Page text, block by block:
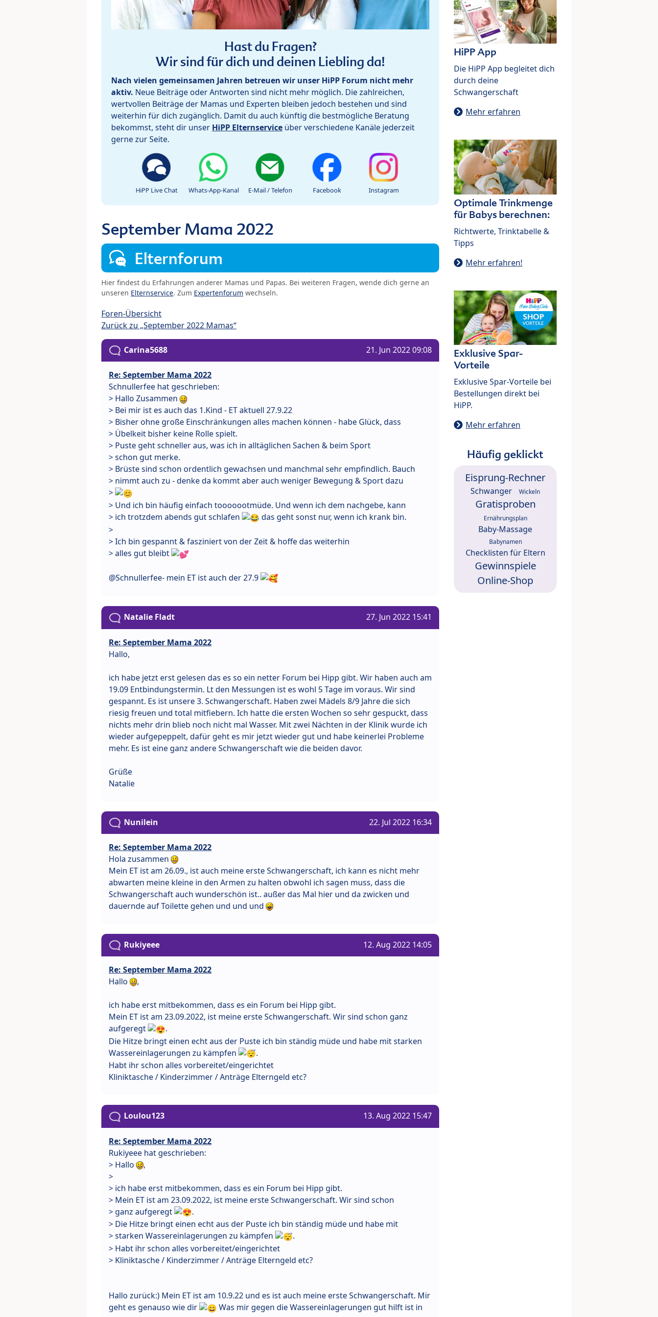
Hast du Fragen?
Wir sind für dich und deinen Liebling da!
Nach vielen gemeinsamen Jahren betreuen wir unser HiPP Forum nicht mehr
aktiv. Neue Beiträge oder Antworten sind nicht mehr möglich. Die zahlreichen,
wertvollen Beiträge der Mamas und Experten bleiben jedoch bestehen und sind
weiterhin für dich zugänglich. Damit du auch künftig die bestmögliche Beratung
bekommst, steht dir unser HiPP Elternservice über verschiedene Kanäle jederzeit
gerne zur Seite.
HiPP Live Chat Whats-App-Kanal E-Mail / Telefon Facebook Instagram
September Mama 2022
Elternforum
Hier findest du Erfahrungen anderer Mamas und Papas. Bei weiteren Fragen, wende dich gerne an
unseren Elternservice. Zum Expertenforum wechseln.
Foren-Übersicht
Zurück zu „September 2022 Mamas“
Carina5688 21. Jun 2022 09:08
Re: September Mama 2022
Schnullerfee hat geschrieben:
> Hallo Zusammen
> Bei mir ist es auch das 1.Kind - ET aktuell 27.9.22
> Bisher ohne große Einschränkungen alles machen können - habe Glück, dass
> Übelkeit bisher keine Rolle spielt.
> Puste geht schneller aus, was ich in alltäglichen Sachen & beim Sport
> schon gut merke.
> Brüste sind schon ordentlich gewachsen und manchmal sehr empfindlich. Bauch
> nimmt auch zu - denke da kommt aber auch weniger Bewegung & Sport dazu
>
> Und ich bin häufig einfach tooooootmüde. Und wenn ich dem nachgebe, kann
> ich trotzdem abends gut schlafen
das geht sonst nur, wenn ich krank bin.
>
> Ich bin gespannt & fasziniert von der Zeit & hoffe das weiterhin
> alles gut bleibt
@Schnullerfee- mein ET ist auch der 27.9
Natalie Fladt 27. Jun 2022 15:41
Re: September Mama 2022
Hallo,
ich habe jetzt erst gelesen das es so ein netter Forum bei Hipp gibt. Wir haben auch am
19.09 Entbindungstermin. Lt den Messungen ist es wohl 5 Tage im voraus. Wir sind
gespannt. Es ist unsere 3. Schwangerschaft. Haben zwei Mädels 8/9 Jahre die sich
riesig freuen und total mitfiebern. Ich hatte die ersten Wochen so sehr gespuckt, dass
nichts mehr drin blieb noch nicht mal Wasser. Mit zwei Nächten in der Klinik wurde ich
wieder aufgepeppelt, dafür geht es mir jetzt wieder gut und habe keinerlei Probleme
mehr. Es ist eine ganz andere Schwangerschaft wie die beiden davor.
Grüße
Natalie
Nunilein 22. Jul 2022 16:34
Re: September Mama 2022
Hola zusammen
Mein ET ist am 26.09., ist auch meine erste Schwangerschaft, ich kann es nicht mehr
abwarten meine kleine in den Armen zu halten obwohl ich sagen muss, dass die
Schwangerschaft auch wunderschön ist.. außer das Mal hier und da zwicken und
dauernde auf Toilette gehen und und und
Rukiyeee 12. Aug 2022 14:05
Re: September Mama 2022
Hallo
,
ich habe erst mitbekommen, dass es ein Forum bei Hipp gibt.
Mein ET ist am 23.09.2022, ist meine erste Schwangerschaft. Wir sind schon ganz
aufgeregt
.
Die Hitze bringt einen echt aus der Puste ich bin ständig müde und habe mit starken
Wassereinlagerungen zu kämpfen
.
Habt ihr schon alles vorbereitet/eingerichtet
Kliniktasche / Kinderzimmer / Anträge Elterngeld etc?
Loulou123 13. Aug 2022 15:47
Re: September Mama 2022
Rukiyeee hat geschrieben:
> Hallo
,
>
> ich habe erst mitbekommen, dass es ein Forum bei Hipp gibt.
> Mein ET ist am 23.09.2022, ist meine erste Schwangerschaft. Wir sind schon
> ganz aufgeregt
.
> Die Hitze bringt einen echt aus der Puste ich bin ständig müde und habe mit
> starken Wassereinlagerungen zu kämpfen
.
> Habt ihr schon alles vorbereitet/eingerichtet
> Kliniktasche / Kinderzimmer / Anträge Elterngeld etc?
Hallo zurück:) Mein ET ist am 10.9.22 und es ist auch meine erste Schwangerschaft. Mir
geht es genauso wie dir
Was mir gegen die Wassereinlagerungen gut hilft ist in
HiPP App
Die HiPP App begleitet dich
durch deine
Schwangerschaft
Mehr erfahren
Optimale Trinkmenge
für Babys berechnen:
Richtwerte, Trinktabelle &
Tipps
Mehr erfahren!
Exklusive Spar-
Vorteile
Exklusive Spar-Vorteile bei
Bestellungen direkt bei
HiPP.
Mehr erfahren
Häufig geklickt
Eisprung-Rechner
Schwanger Wickeln
Gratisproben
Ernährungsplan
Baby-Massage
Babynamen
Checklisten für Eltern
Gewinnspiele
Online-Shop